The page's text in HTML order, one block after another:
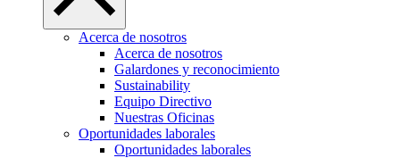
Acerca de nosotros
Acerca de nosotros
Galardones y reconocimiento
Sustainability
Equipo Directivo
Nuestras Oficinas
Oportunidades laborales
Oportunidades laborales